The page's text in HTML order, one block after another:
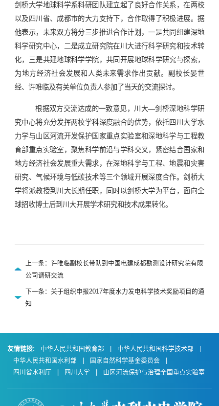
剑桥大学地球科学系科研团队建立起了良好合作关系，在两校
以及四川省、成都市的大力支持下，合作取得了积极进展。据
他表示，未来双方将分三步推进合作计划，一是共同组建深地
科学研究中心，二是成立研究院在川大进行科学研究和技术转
化，三是共建地球科学学院，共同开展地球科学研究与探索，
为地方经济社会发展和人类未来需求作出贡献。副校长晏世
经、许唯临及有关单位负责人参加了当天的交流探讨。
根据双方交流达成的一致意见，川大—剑桥深地科学研
究中心将充分发挥两校学科深度融合的优势，依托四川大学水
力学与山区河流开发保护国家重点实验室和深地科学与工程教
育部重点实验室，聚焦科学前沿与学科交叉，紧密结合国家和
地方经济社会发展重大需求，在深地科学与工程、地震和灾害
研究、气候环境与低碳技术等三个领域开展深度合作。剑桥大
学将派教授到川大长期任职，同时以剑桥大学为平台，面向全
球招收博士后到川大开展学术研究和技术成果转化。
上一条：许唯临副校长带队到中国电建成都勘测设计研究院有限
公司调研交流
下一条：关于组织申报2017年度水力发电科学技术奖励项目的通
知
友情链接: 中华人民共和国教育部 中华人民共和国科学技术部
中华人民共和国水利部
国家自然科学基金委员会
四川省水利厅
四川大学 山区河流保护与治理全国重点实验室